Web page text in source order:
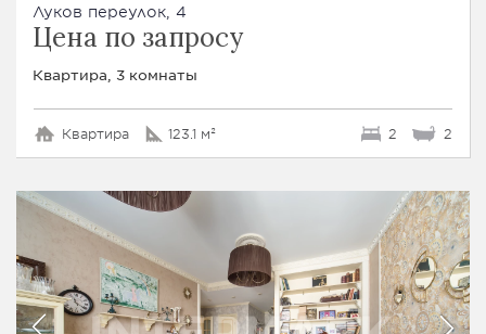
Луков переулок, 4
Цена по запросу
Квартира, 3 комнаты
Квартира 123.1 м² 2 2